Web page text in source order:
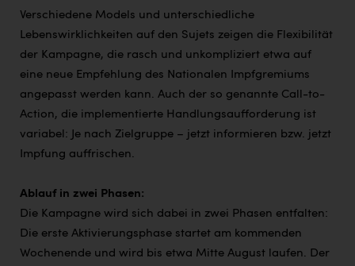
Verschiedene Models und unterschiedliche
Lebenswirklichkeiten auf den Sujets zeigen die Flexibilität
der Kampagne, die rasch und unkompliziert etwa auf
eine neue Empfehlung des Nationalen Impfgremiums
angepasst werden kann. Auch der so genannte Call-to-
Action, die implementierte Handlungsaufforderung ist
variabel: Je nach Zielgruppe – jetzt informieren bzw. jetzt
Impfung auffrischen.
Ablauf in zwei Phasen:
Die Kampagne wird sich dabei in zwei Phasen entfalten:
Die erste Aktivierungsphase startet am kommenden
Wochenende und wird bis etwa Mitte August laufen. Der